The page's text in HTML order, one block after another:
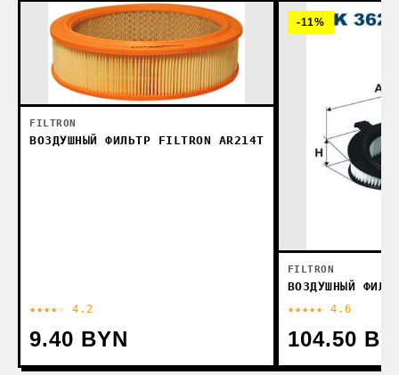
FILTRON
ВОЗДУШНЫЙ ФИЛЬТР FILTRON AR214T
★★★★☆ 4.2
9.40 BYN
-11%
FILTRON
ВОЗДУШНЫЙ
★★★★★ 4.6
104.50